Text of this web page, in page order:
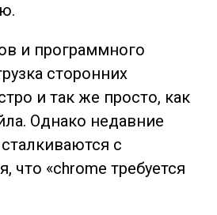
и программного
сторонних
и так же просто, как
Однако недавние
с
что «chrome требуется